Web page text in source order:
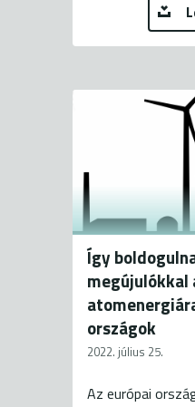
Így
megújulókkal
országok
2022. július 25.
Az európai